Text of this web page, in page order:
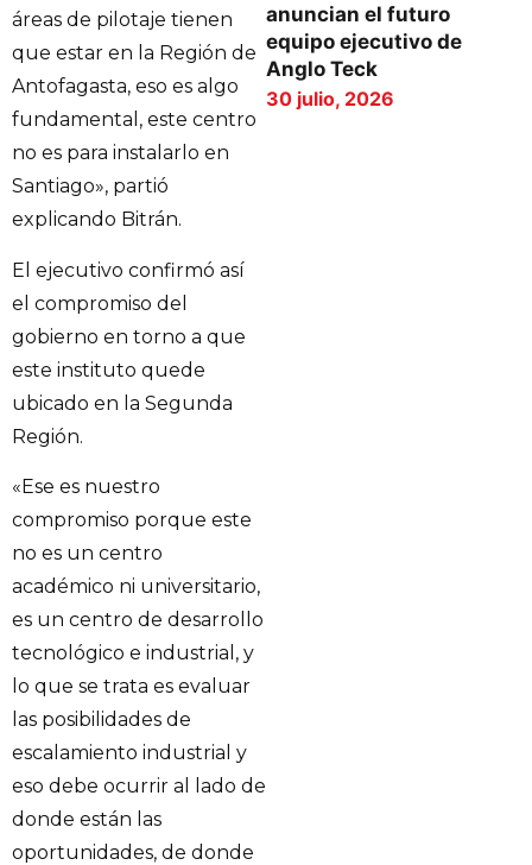
áreas de pilotaje tienen
que estar en la Región de
Antofagasta, eso es algo
fundamental, este centro
no es para instalarlo en
Santiago», partió
explicando Bitrán.
El ejecutivo confirmó así
el compromiso del
gobierno en torno a que
este instituto quede
ubicado en la Segunda
Región.
«Ese es nuestro
compromiso porque este
no es un centro
académico ni universitario,
es un centro de desarrollo
tecnológico e industrial, y
lo que se trata es evaluar
las posibilidades de
escalamiento industrial y
eso debe ocurrir al lado de
donde están las
oportunidades, de donde
anuncian el futuro
equipo ejecutivo de
Anglo Teck
30 julio, 2026